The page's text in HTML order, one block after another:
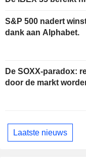
S&P 500 nadert
dank aan Alphabet.
De SOXX-paradox:
door de markt
Laatste nieuws